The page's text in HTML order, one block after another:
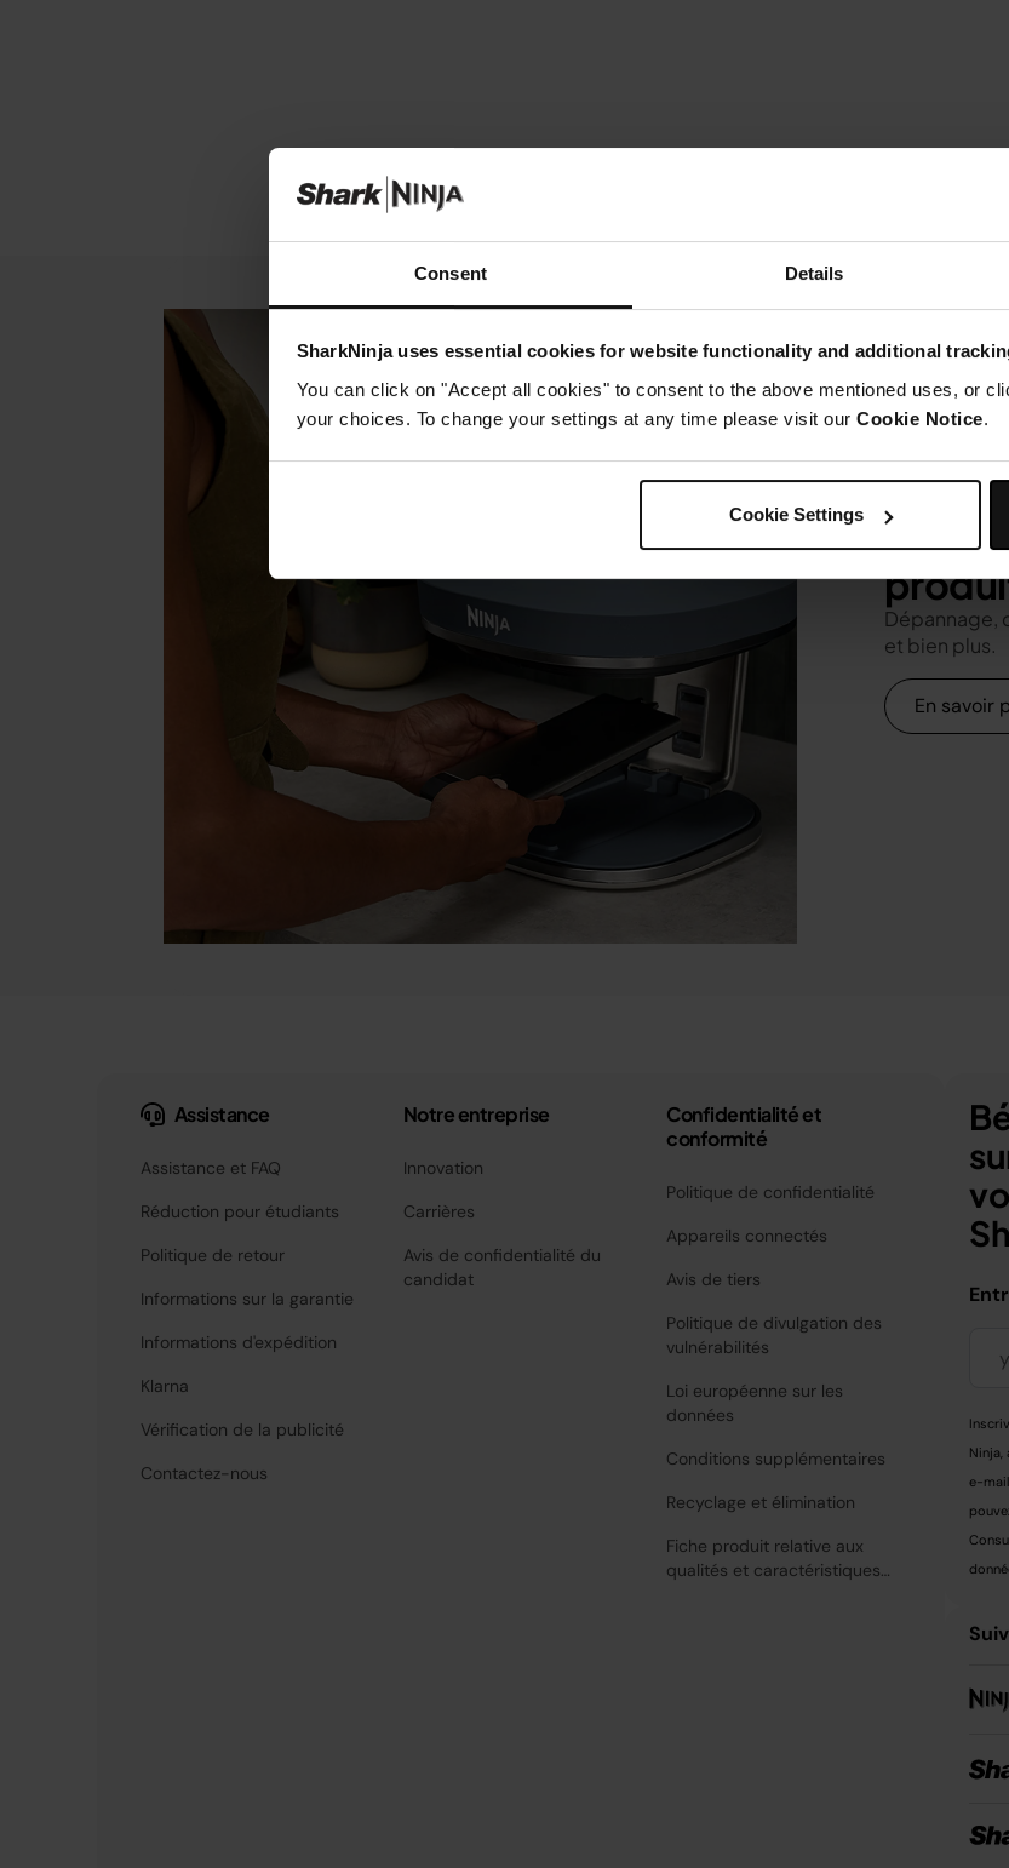
Consent Details
SharkNinja uses essential cookies for website functionality and additional
You can click on "Accept all cookies" to consent to the above mentioned uses, or
your choices. To change your settings at any time please visit our Cookie Notice.
Cookie Settings
Des
Dépannage,
et bien plus.
En savoir
Assistance
Assistance et FAQ
Réduction pour étudiants
Politique de retour
Informations sur la garantie
Informations d'expédition
Klarna
Vérification de la publicité
Contactez-nous
Notre entreprise
Innovation
Carrières
Avis de confidentialité du
candidat
Confidentialité et
conformité
Politique de confidentialité
Appareils connectés
Avis de tiers
Politique de divulgation des
vulnérabilités
Loi européenne sur les
données
Conditions supplémentaires
Recyclage et élimination
Fiche produit relative aux
qualités et caractéristiques
Ninja,
e-